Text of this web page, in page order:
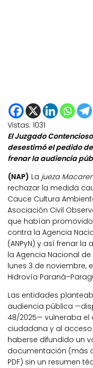
Vistas: 1031
El Juzgado
desestimó el pedido
frenar la audiencia
(NAP) La jueza
rechazar la medida
Cauce Cultura
Asociación Civil
que habían
contra la Agencia
(ANPyN) y así frenar
la Agencia Nacional
lunes 3 de noviembre,
Hidrovía
Las entidades
audiencia pública
48/2025— vulneraba
ciudadana y al
haberse difundido un
documentación (más
PDF) sin un resumen